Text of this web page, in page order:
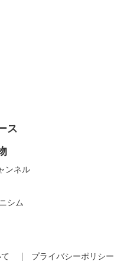
ス
ンネル
シム
プライバシーポリシー